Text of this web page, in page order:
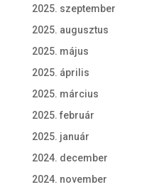
2025. szeptember
2025. augusztus
2025. május
2025. április
2025. március
2025. február
2025. január
2024. december
2024. november